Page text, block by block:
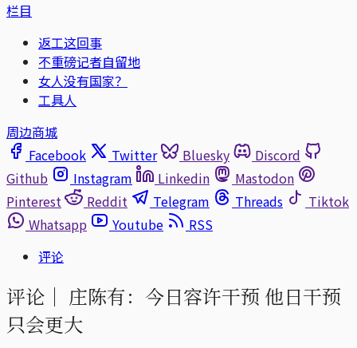
栏目
返工这回事
不重磅记者自留地
女人没有国家？
工具人
周边商城
Facebook
Twitter Bluesky
Discord
Github
Instagram Linkedin
Mastodon
Pinterest
Reddit Telegram Threads
Tiktok
Whatsapp
Youtube
RSS
评论
评论｜ 庄陈有：今日容许干预 他日干预
只会更大